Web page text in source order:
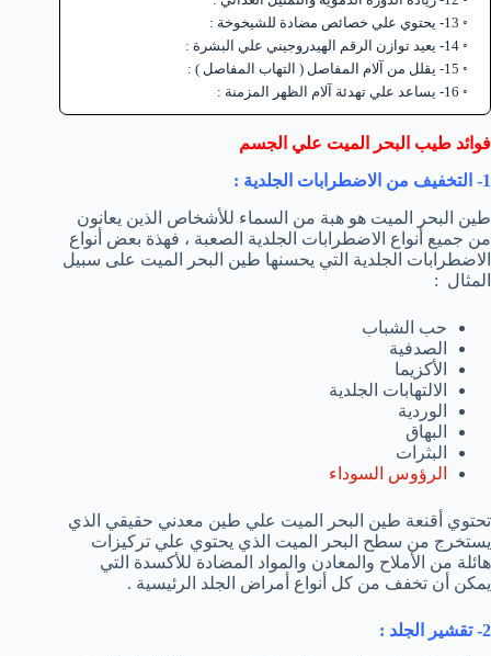
13- يحتوي علي خصائص مضادة للشيخوخة :
14- يعيد توازن الرقم الهيدروجيني علي البشرة :
15- يقلل من آلام المفاصل ( التهاب المفاصل ) :
16- يساعد علي تهدئة آلام الظهر المزمنة :
فوائد طيب البحر الميت علي الجسم
1- التخفيف من الاضطرابات الجلدية :
طين البحر الميت هو هبة من السماء للأشخاص الذين يعانون
من جميع أنواع الاضطرابات الجلدية الصعبة ، فهذة بعض أنواع
الاضطرابات الجلدية التي يحسنها طين البحر الميت على سبيل
المثال :
حب الشباب
الصدفية
الأكزيما
الالتهابات الجلدية
الوردية
البهاق
البثرات
الرؤوس السوداء
تحتوي أقنعة طين البحر الميت علي طين معدني حقيقي الذي
يستخرج من سطح البحر الميت الذي يحتوي علي تركيزات
هائلة من الأملاح والمعادن والمواد المضادة للأكسدة التي
يمكن أن تخفف من كل أنواع أمراض الجلد الرئيسية .
2- تقشير الجلد :